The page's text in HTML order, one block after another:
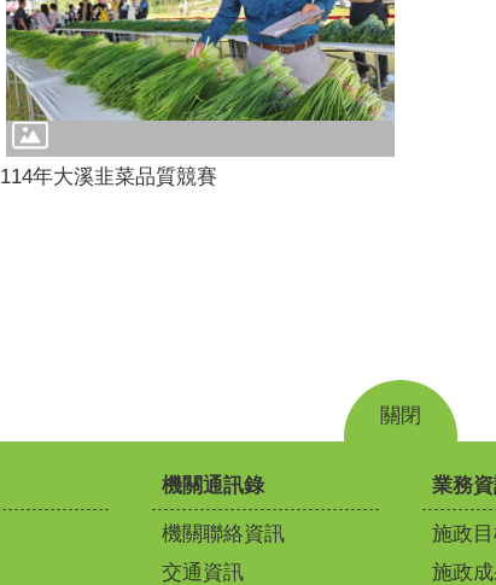
114年大溪韭菜品質競賽
關閉
機關通訊錄
機關聯絡資訊
交通資訊
業務
施政
施政